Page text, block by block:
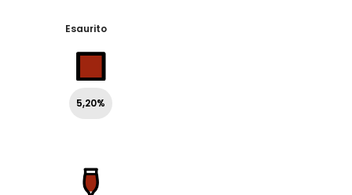
Esaurito
5,20%